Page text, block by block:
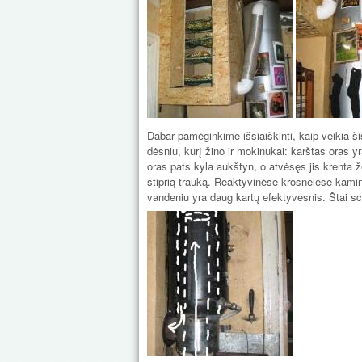
Dabar pamėginkime išsiaiškinti, kaip veikia
dėsniu, kurį žino ir mokinukai: karštas oras
oras pats kyla aukštyn, o atvėsęs jis krenta
stiprią trauką. Reaktyvinėse krosnelėse
vandeniu yra daug kartų efektyvesnis. Štai